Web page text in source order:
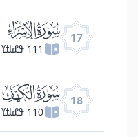
17 ﮝ
111 ߟߝߊߙߌ ߘߏ߫
18 ﮞ
110 ߟߝߊߙߌ ߘߏ߫